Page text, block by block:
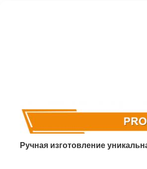
Ручная изготовление